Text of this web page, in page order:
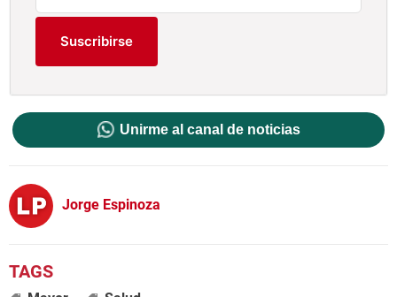
Suscribirse
Unirme al canal de noticias
Jorge Espinoza